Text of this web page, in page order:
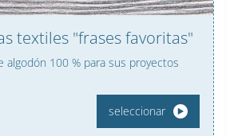
textiles "frases favoritas"
algodón 100 % para sus proyectos
seleccionar